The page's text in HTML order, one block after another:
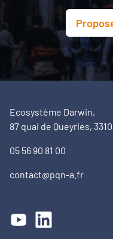
Ecosystème Darwin,
87 quai de Queyries,
05 56 90 81 00
contact@pqn-a.fr